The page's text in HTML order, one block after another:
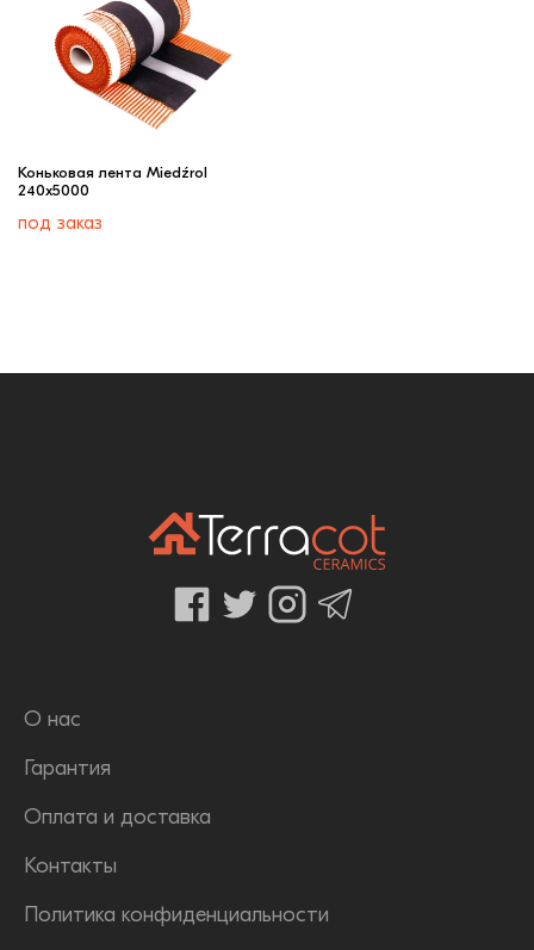
Коньковая лента Miedźrol
240х5000
под заказ
О нас
Гарантия
Оплата и доставка
Контакты
Политика конфиденциальности